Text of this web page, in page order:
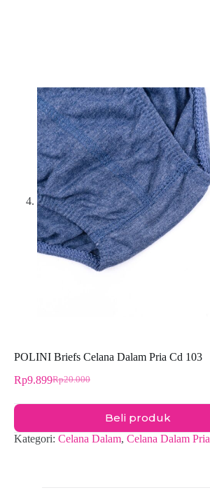
POLINI Briefs Celana Dalam Pria Cd 103
Rp20.000
Harga
Rp9.899Harga
Rp9.899.
Beli produk
Kategori: Celana Dalam, Celana Dalam Pria